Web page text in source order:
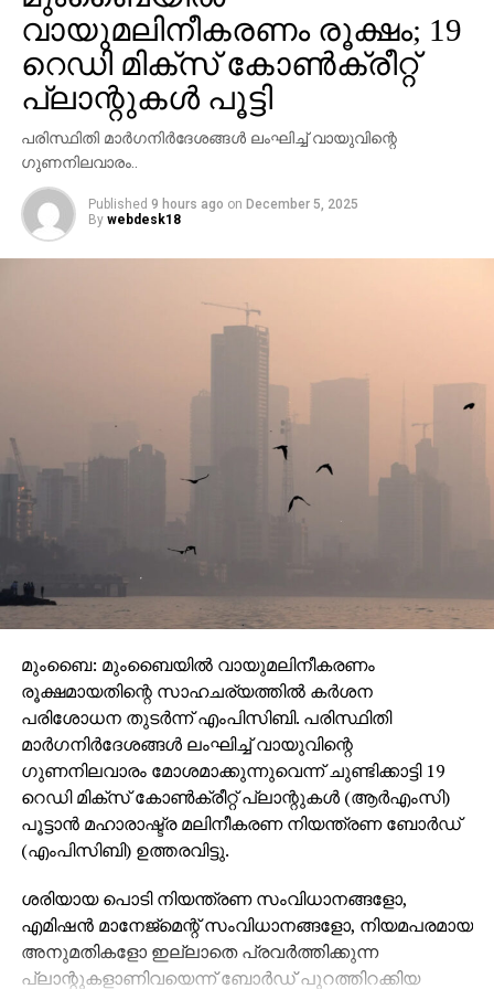
സംഭവത്തെ തുടര്‍ന്ന് ഗതാഗതത്തിന്
നിയന്ത്രണമേര്‍പ്പെടുത്തിയിട്ടുണ്ട്. വാഹനങ്ങള്‍ തീരദേശ
പാതവഴി തിരിച്ചുവിടുന്നുണ്ട്. സംഭത്തില്‍ അന്വേഷണം
വേണമെന്ന് സംസ്ഥാന പൊതുമരാമത്ത് മന്ത്രി മുഹമ്മദ്
റിയാസ് ആവശ്യപ്പെട്ടു.
വായുമലിനീകരണം രൂക്ഷം; 19
റെഡി മിക്‌സ് കോണ്‍ക്രീറ്റ്
പ്ലാന്റുകള്‍ പൂട്ടി
പരിസ്ഥിതി മാര്‍ഗനിര്‍ദേശങ്ങള്‍ ലംഘിച്ച് വായുവിന്റെ
ഗുണനിലവാരം..
Published 9 hours ago on December 5, 2025
By webdesk18
മുംബൈ: മുംബൈയില്‍ വായുമലിനീകരണം
രൂക്ഷമായതിന്റെ സാഹചര്യത്തില്‍ കര്‍ശന
പരിശോധന തുടര്‍ന്ന് എംപിസിബി. പരിസ്ഥിതി
മാര്‍ഗനിര്‍ദേശങ്ങള്‍ ലംഘിച്ച് വായുവിന്റെ
ഗുണനിലവാരം മോശമാക്കുന്നുവെന്ന് ചുണ്ടിക്കാട്ടി 19
റെഡി മിക്‌സ് കോണ്‍ക്രീറ്റ് പ്ലാന്റുകള്‍ (ആര്‍എംസി)
പൂട്ടാന്‍ മഹാരാഷ്ട്ര മലിനീകരണ നിയന്ത്രണ ബോര്‍ഡ്
(എംപിസിബി) ഉത്തരവിട്ടു.
ശരിയായ പൊടി നിയന്ത്രണ സംവിധാനങ്ങളോ,
എമിഷന്‍ മാനേജ്മെന്റ് സംവിധാനങ്ങളോ, നിയമപരമായ
അനുമതികളോ ഇല്ലാതെ പ്രവര്‍ത്തിക്കുന്ന
പ്ലാന്റുകളാണിവയെന്ന് ബോര്‍ഡ് പുറത്തിറക്കിയ